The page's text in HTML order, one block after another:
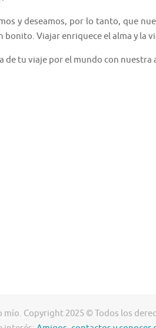
y deseamos, por lo tanto, que
bonito. Viajar enriquece el alma y la
de tu viaje por el mundo con nuestra
mío. Copyright 2025 © Todos los